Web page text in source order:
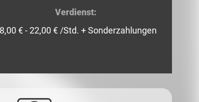
Verdienst:
€ - 22,00 € /Std. + Sonderzahlungen